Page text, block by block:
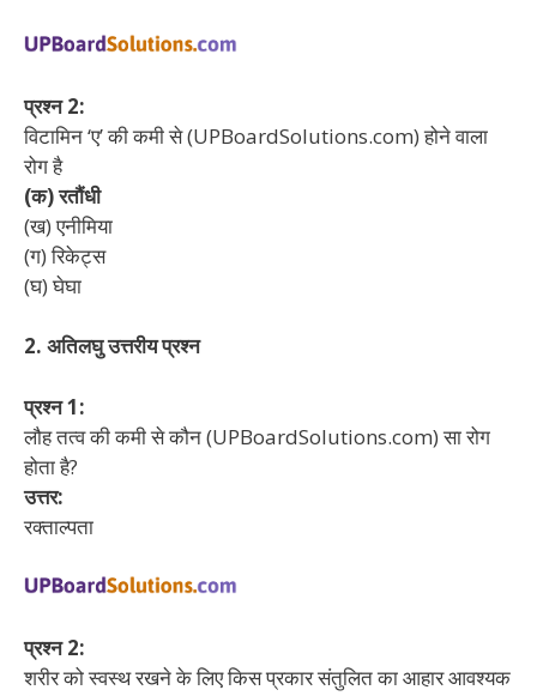
प्रश्न 2:
विटामिन ‘ए’ की कमी से (UPBoardSolutions.com) होने वाला
रोग है
(क) रतौंधी
(ख) एनीमिया
(ग) रिकेट्स
(घ) घेघा
2. अतिलघु उत्तरीय प्रश्न
प्रश्न 1:
लौह तत्व की कमी से कौन (UPBoardSolutions.com) सा रोग
होता है?
उत्तर:
रक्ताल्पता
प्रश्न 2:
शरीर को स्वस्थ रखने के लिए किस प्रकार संतुलित का आहार आवश्यक